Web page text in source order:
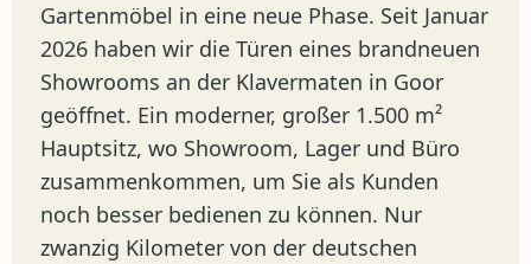
Gartenmöbel in eine neue Phase. Seit Januar
2026 haben wir die Türen eines brandneuen
Showrooms an der Klavermaten in Goor
geöffnet. Ein moderner, großer 1.500 m²
Hauptsitz, wo Showroom, Lager und Büro
zusammenkommen, um Sie als Kunden
noch besser bedienen zu können. Nur
zwanzig Kilometer von der deutschen